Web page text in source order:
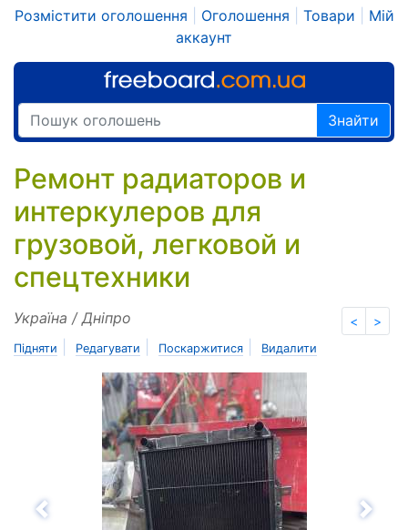
Розмістити оголошення Оголошення Товари
Мій
аккаунт
Знайти
Ремонт радиаторов и
интеркулеров для
грузовой, легковой и
спецтехники
< >
Україна / Дніпро
Підняти Редагувати Поскаржитися Видалити
Назад